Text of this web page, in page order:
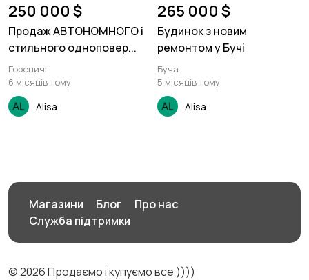
250 000 $
Продаж АВТОНОМНОГО і
стильного одноповер...
Гореничі
6 місяців тому
Alisa
265 000 $
Будинок з новим
ремонтом у Бучі
Буча
5 місяців тому
Alisa
Магазини Блог
Про нас
Служба підтримки
© 2026 Продаємо і купуємо все ))))